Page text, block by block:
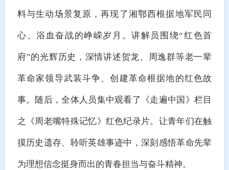
料与生动场景复原，再现了湘鄂西根据地军民同
心、浴血奋战的峥嵘岁月。讲解员围绕“红色首
府”的光辉历史，深情讲述贺龙、 周逸群等老一辈
革命家领导武装斗争、创建革命根据地的红色故
事。随后，全体人员集中观看了 《走遍中国》 栏目
之《周老嘴特殊记忆》红色纪录片。让青年们在触
摸历史遗存、聆听英雄事迹中，深刻感悟革命先辈
为理想信念挺身而出的青春担当与奋斗精神。